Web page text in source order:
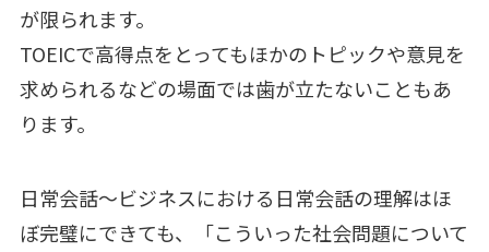
が限られます。
TOEICで高得点をとってもほかのトピックや意見を
求められるなどの場面では歯が立たないこともあ
ります。
日常会話～ビジネスにおける日常会話の理解はほ
ぼ完璧にできても、「こういった社会問題について